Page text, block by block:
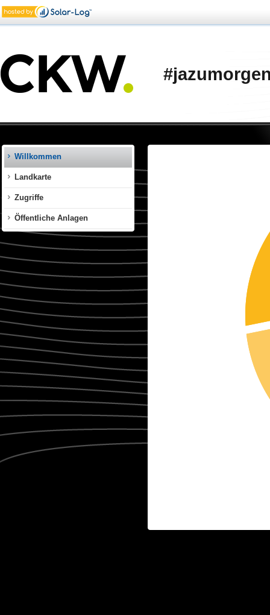
Willkommen
Landkarte
Zugriffe
Öffentliche Anlagen